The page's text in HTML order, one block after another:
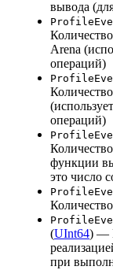
вывода
Arena
операций)
операций)
функции
это число
(UInt64) —
при